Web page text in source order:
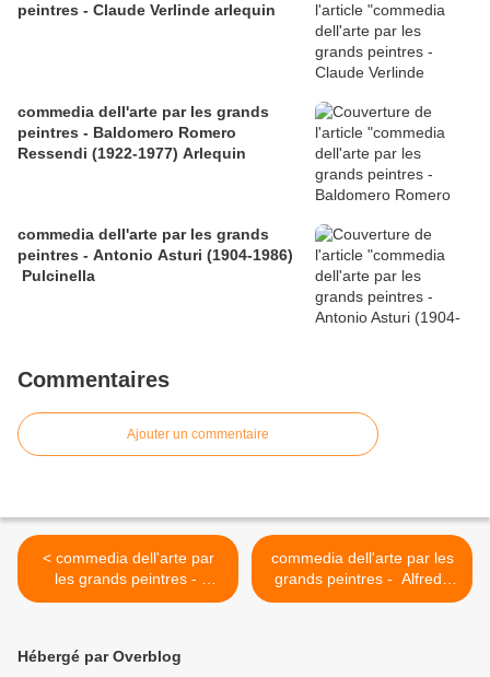
peintres - Claude Verlinde arlequin
commedia dell'arte par les grands
peintres - Baldomero Romero
Ressendi (1922-1977) Arlequin
commedia dell'arte par les grands
peintres - Antonio Asturi (1904-1986)
Pulcinella
Commentaires
Ajouter un commentaire
< commedia dell'arte par
les grands peintres -
Alfredo Palmero (1991-
commedia dell'arte par les
grands peintres - Alfredo
Palmero (1991-1991)
Hébergé par Overblog